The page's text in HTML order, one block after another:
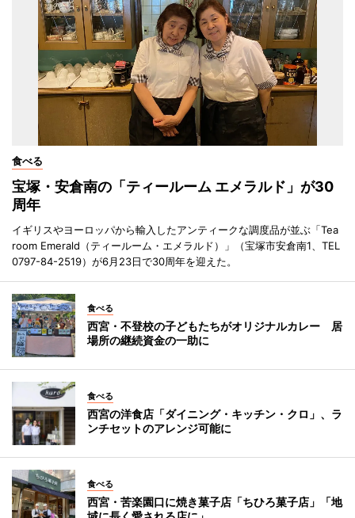
食べる
宝塚・安倉南の「ティールーム エメラルド」が30
周年
イギリスやヨーロッパから輸入したアンティークな調度品が並ぶ「Tea
room Emerald（ティールーム・エメラルド）」（宝塚市安倉南1、TEL
0797-84-2519）が6月23日で30周年を迎えた。
食べる
西宮・不登校の子どもたちがオリジナルカレー 居
場所の継続資金の一助に
食べる
西宮の洋食店「ダイニング・キッチン・クロ」、ラ
ンチセットのアレンジ可能に
食べる
西宮・苦楽園口に焼き菓子店「ちひろ菓子店」「地